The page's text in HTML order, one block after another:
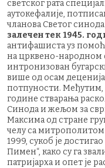
светског рата
аутокефалије,
чланова Светог
залечен тек 1945.
антифашиста уз
на црквено-народном
интронизован
више од осам
потпуности. Међутим,
године стварања
Синода и жељом за
Максима од стране
челу са
1999, сукоб је
Пимен“, како су га
патријарха и опет је